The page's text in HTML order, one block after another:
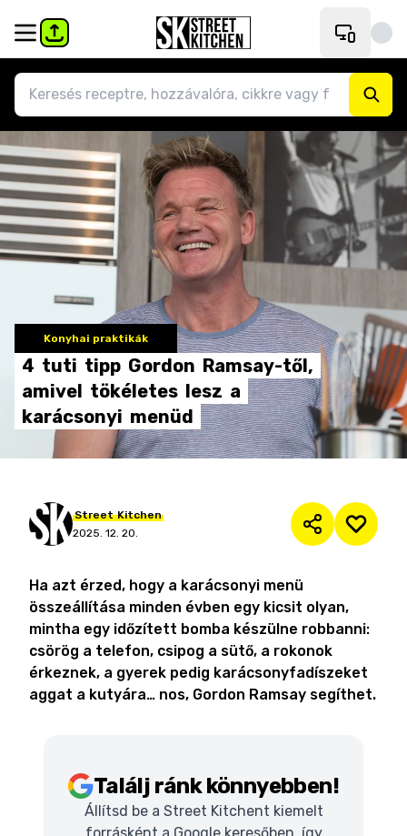
Konyhai praktikák
4 tuti tipp Gordon Ramsay-től,
amivel tökéletes lesz a
karácsonyi menüd
Street Kitchen
2025. 12. 20.
Ha azt érzed, hogy a karácsonyi menü
összeállítása minden évben egy kicsit olyan,
mintha egy időzített bomba készülne robbanni:
csörög a telefon, csipog a sütő, a rokonok
érkeznek, a gyerek pedig karácsonyfadíszeket
aggat a kutyára… nos, Gordon Ramsay segíthet.
Találj ránk könnyebben!
Állítsd be a Street Kitchent kiemelt